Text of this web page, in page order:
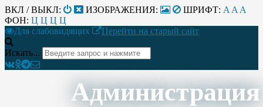
ВКЛ / ВЫКЛ: ИЗОБРАЖЕНИЯ: ШРИФТ: A A A
ФОН: Ц Ц Ц Ц
Для слабовидящих
Перейти на старый сайт
Искать...
Администрация